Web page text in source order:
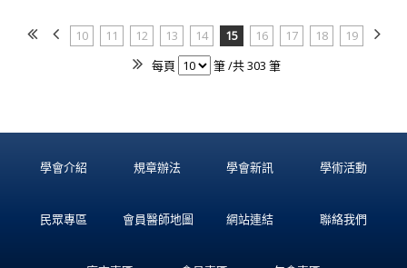
10 11 12 13 14 15 16 17 18
19
每頁
筆 /共 303 筆
學會介紹 規章辦法 學會新訊 學術活動
民眾專區 會員醫師地圖 網站連結 聯絡我們